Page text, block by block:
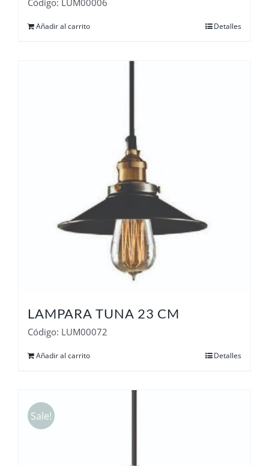
Código: LUM00006
Añadir al carrito Detalles
LAMPARA TUNA 23 CM
Código: LUM00072
Añadir al carrito Detalles
Sale!